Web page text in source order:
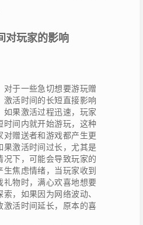
对玩家的影响
对于一些急切想要游玩赠
激活时间的长短直接影响
如果激活过程迅速，玩家
时间内就开始游玩，这种
对赠送者和游戏都产生更
果激活时间过长，尤其是
况下，可能会导致玩家的
焦虑情绪，当玩家收到
礼物时，满心欢喜地想要
，如果因为网络波动、
激活时间延长，原本的喜